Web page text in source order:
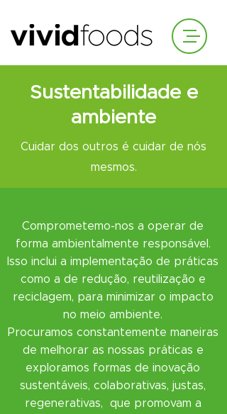
Sustentabilidade e
ambiente
Cuidar dos outros é cuidar de nós
mesmos.
Comprometemo-nos a operar de
forma ambientalmente responsável.
Isso inclui a implementação de práticas
como a de redução, reutilização e
reciclagem, para minimizar o impacto
no meio ambiente.
Procuramos constantemente maneiras
de melhorar as nossas práticas e
exploramos formas de inovação
sustentáveis, colaborativas, justas,
regenerativas, que promovam a